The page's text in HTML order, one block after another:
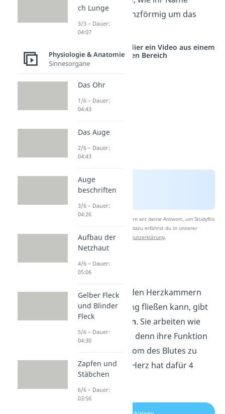
bereits verrät, kranzförmig um das
Herz angeordnet.
Studyflix vernetzt: Hier ein Video aus einem
anderen Bereich
Nach Beantwortung speichern wir deine Antwort, um Studyflix
zu verbessern. Mehr dazu erfährst du in unserer
Datenschutzerklärung.
Herzklappen
Damit das Blut in den Herzkammern
nur in eine Richtung fließen kann, gibt
es dieHerzklappen. Sie arbeiten wie
Rückschlagventile, denn ihre Funktion
ist es, den Rückstrom des Blutes zu
verhindern. Jedes Herz hat dafür 4
Klappen:
ch Lunge
3/3 – Dauer:
04:07
Physiologie & Anatomie
Sinnesorgane
Das Ohr
1/6 – Dauer:
04:43
Das Auge
2/6 – Dauer:
04:43
Auge
beschriften
3/6 – Dauer:
04:26
Aufbau der
Netzhaut
4/6 – Dauer:
05:06
Gelber Fleck
und Blinder
Fleck
5/6 – Dauer:
04:30
Zapfen und
Stäbchen
6/6 – Dauer:
03:56